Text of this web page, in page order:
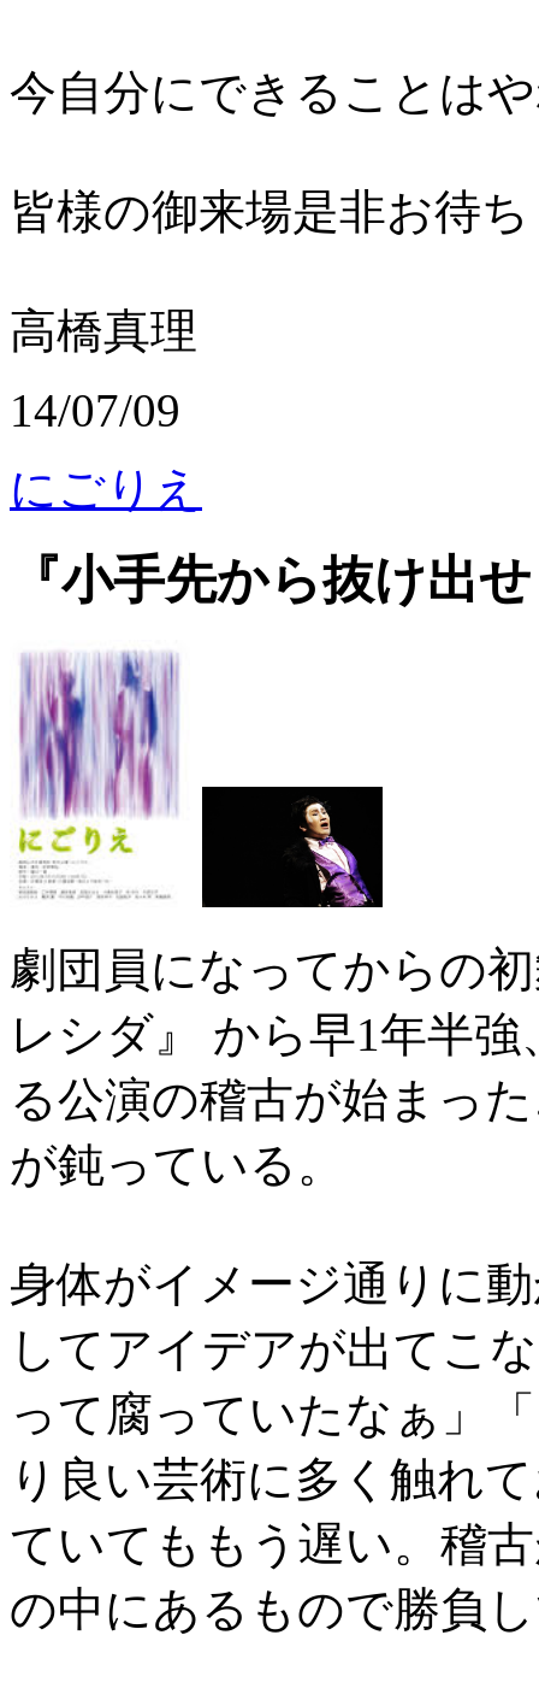
今自分にできることは
皆様の御来場是非お待
高橋真理
14/07/09
にごりえ
『小手先から抜け出
劇団員になってからの
レシダ』 から早1年半
る公演の稽古が始まっ
が鈍っている。
身体がイメージ通りに
してアイデアが出てこ
って腐っていたなぁ」
り良い芸術に多く触れ
ていてももう遅い。稽
の中にあるもので勝負